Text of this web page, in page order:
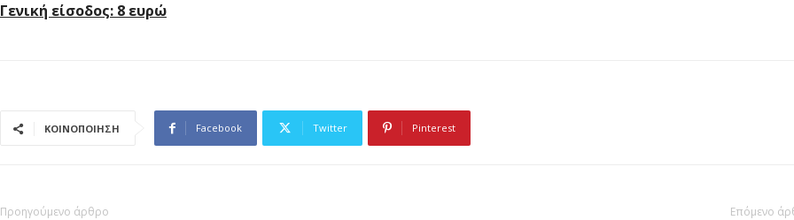
Γενική είσοδος: 8 ευρώ
ΚΟΙΝΟΠΟΙΗΣΗ Facebook Twitter Pinterest
Προηγούμενο άρθρο Επόμενο